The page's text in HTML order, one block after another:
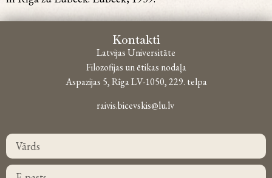
Kontakti
Latvijas Universitāte
Filozofijas un ētikas nodaļa
Aspazijas 5, Rīga LV-1050, 229. telpa
raivis.bicevskis@lu.lv